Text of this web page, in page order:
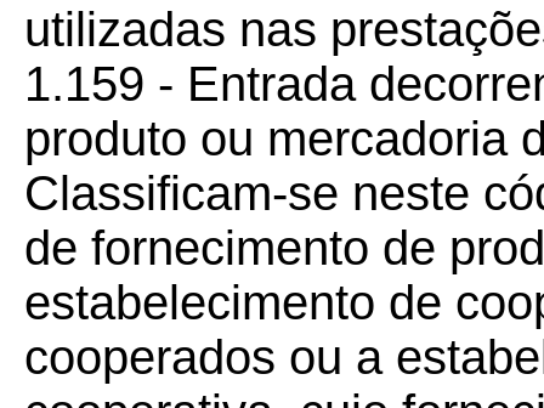
utilizadas nas
1.159 - Entrada
produto ou mercadoria
Classificam-se neste
de fornecimento de
estabelecimento de
cooperados ou a